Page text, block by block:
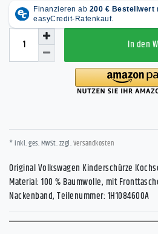
In den
* inkl. ges. MwSt. zzgl.Versandkosten
Original Volkswagen Kinderschürze
Material: 100 % Baumwolle, mit
Nackenband, Teilenummer: 1H1084600A